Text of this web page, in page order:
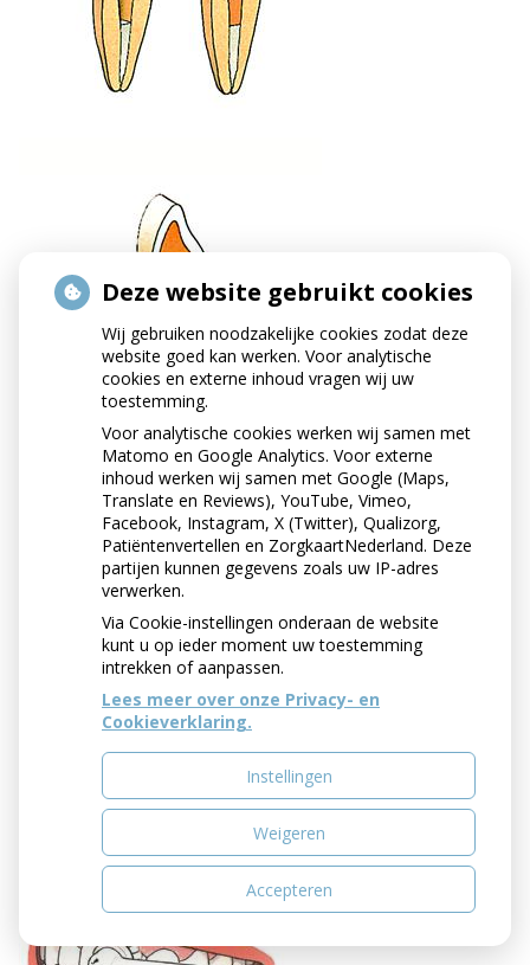
ONDERHOUD VAN
KRONEN EN BRUGGEN
De dagelijkse mondhygiëne is bij kronen en bruggen
extra belangrijk. Vooral het tandvlees rondom de
kroon of brug moet u goed reinigen. Een kwetsbare
plek is de rand van de kroon of brug. Daarop kan
gemakkelijk tandplak achterblijven. Plak veroorzaakt
gaatjes langs de rand van uw kroon of brug en
ontsteking van het tandvlees. Poets dit gebied
zorgvuldig met een zachte tandenborstel en gebruik
tandenstokers, ragers en/of flossdraad. Uw tandarts of
mondhygiënist kan u hierbij adviseren.
Deze website gebruikt cookies
Wij gebruiken noodzakelijke cookies zodat deze
website goed kan werken. Voor analytische
cookies en externe inhoud vragen wij uw
toestemming.
Voor analytische cookies werken wij samen met
Matomo en Google Analytics. Voor externe
inhoud werken wij samen met Google (Maps,
Translate en Reviews), YouTube, Vimeo,
Facebook, Instagram, X (Twitter), Qualizorg,
Patiëntenvertellen en ZorgkaartNederland. Deze
partijen kunnen gegevens zoals uw IP-adres
verwerken.
Via Cookie-instellingen onderaan de website
kunt u op ieder moment uw toestemming
intrekken of aanpassen.
Lees meer over onze Privacy- en
Cookieverklaring.
Instellingen
Weigeren
Accepteren